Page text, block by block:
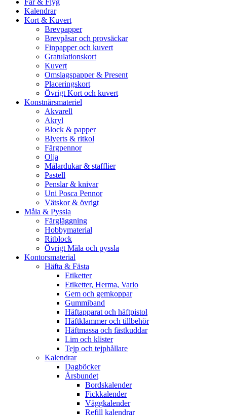
Far & Flyg
Kalendrar
Kort & Kuvert
Brevpapper
Brevpåsar och provsäckar
Finpapper och kuvert
Gratulationskort
Kuvert
Omslagspapper & Present
Placeringskort
Övrigt Kort och kuvert
Konstnärsmateriel
Akvarell
Akryl
Block & papper
Blyerts & ritkol
Färgpennor
Olja
Målardukar & stafflier
Pastell
Penslar & knivar
Uni Posca Pennor
Vätskor & övrigt
Måla & Pyssla
Färgläggning
Hobbymaterial
Ritblock
Övrigt Måla och pyssla
Kontorsmaterial
Häfta & Fästa
Etiketter
Etiketter, Herma, Vario
Gem och gemkoppar
Gummiband
Häftapparat och häftpistol
Häftklammer och tillbehör
Häftmassa och fästkuddar
Lim och klister
Tejp och tejphållare
Kalendrar
Dagböcker
Årsbundet
Bordskalender
Fickkalender
Väggkalender
Refill kalendrar